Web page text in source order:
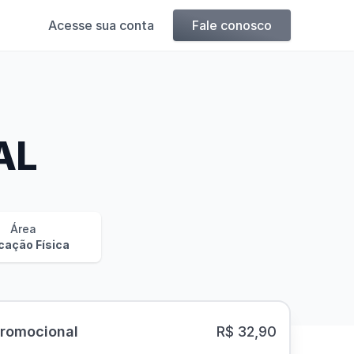
Acesse sua conta Fale conosco
Área
Física
R$ 32,90